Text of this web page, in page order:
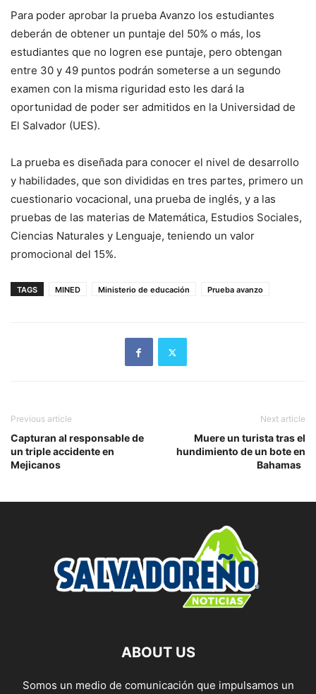
Para poder aprobar la prueba Avanzo los estudiantes
deberán de obtener un puntaje del 50% o más, los
estudiantes que no logren ese puntaje, pero obtengan
entre 30 y 49 puntos podrán someterse a un segundo
examen con la misma riguridad esto les dará la
oportunidad de poder ser admitidos en la Universidad de
El Salvador (UES).
La prueba es diseñada para conocer el nivel de desarrollo
y habilidades, que son divididas en tres partes, primero un
cuestionario vocacional, una prueba de inglés, y a las
pruebas de las materias de Matemática, Estudios Sociales,
Ciencias Naturales y Lenguaje, teniendo un valor
promocional del 15%.
TAGS MINED Ministerio de educación Prueba avanzo
Previous article
Capturan al responsable de
un triple accidente en
Mejicanos
Next article
Muere un turista tras el
hundimiento de un bote en
Bahamas
ABOUT US
Somos un medio de comunicación que impulsamos un